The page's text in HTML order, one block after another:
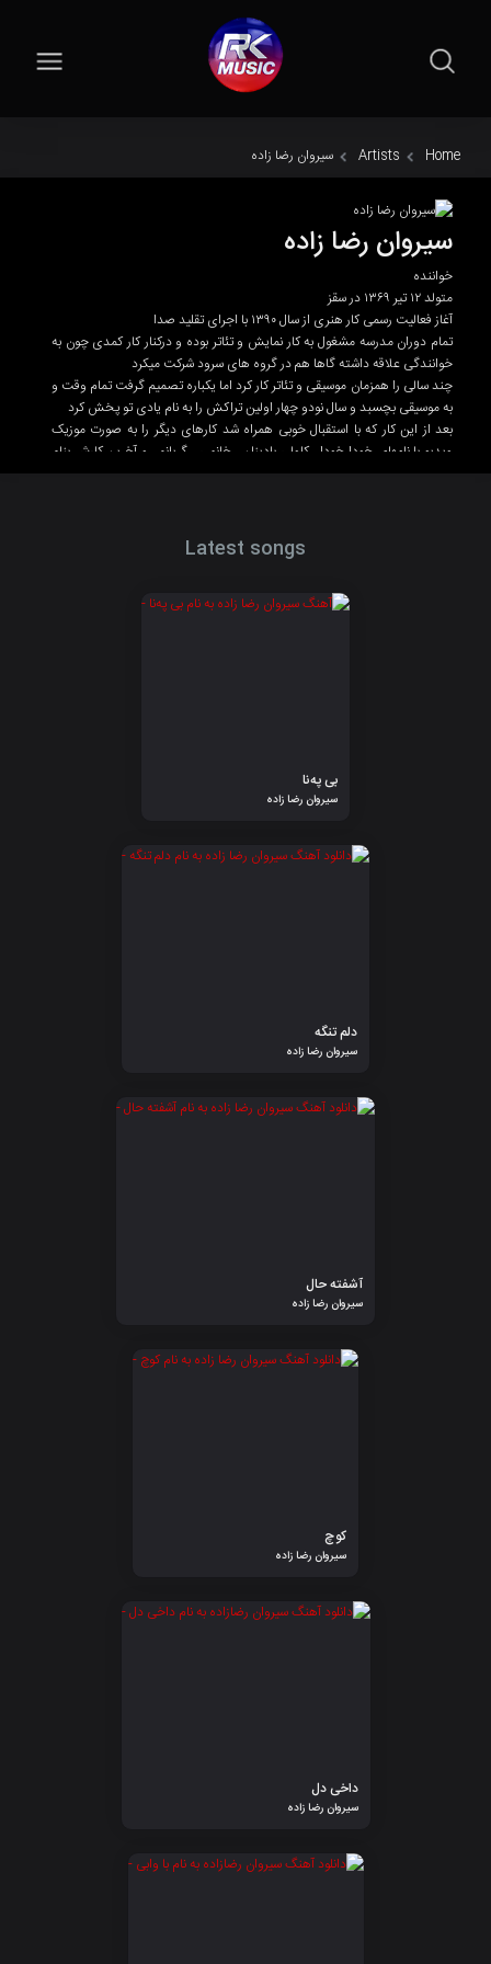
Home
Artists سیروان رضا زاده
سیروان رضا زاده
خواننده
متولد ۱۲ تیر ۱۳۶۹ در سقز
آغاز فعالیت رسمی کار هنری از سال ۱۳۹۰ با اجرای تقلید صدا
تمام دوران مدرسه مشغول به کار نمایش و تئاتر بوده و درکنار کار کمدی چون به
خوانندگی علاقه داشته گاها هم در گروه های سرود شرکت میکرد
چند سالی را همزمان موسیقی و تئاتر کار کرد اما یکباره تصمیم گرفت تمام وقت و
به موسیقی بچسبد و سال نودو چهار اولین تراکش را به نام یادی تو پخش کرد
بعد از این کار که با استقبال خوبی همراه شد کارهای دیگر را به صورت موزیک
ویدیو با نامهای خودا خودا ، کاولی بادینان ، خانمی ، گریانم ، و آخرین کارش بنام
تو پخش کرده
Latest songs
بی پەنا
سیروان رضا زاده
دلم تنگه
سیروان رضا زاده
آشفته حال
سیروان رضا زاده
کوچ
سیروان رضا زاده
داخی دل
سیروان رضا زاده